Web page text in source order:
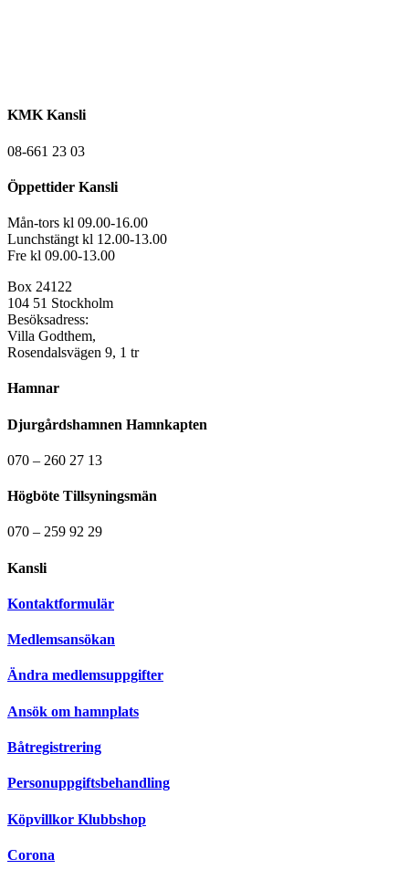
KMK Kansli
08-661 23 03
Öppettider Kansli
Mån-tors kl 09.00-16.00
Lunchstängt kl 12.00-13.00
Fre kl 09.00-13.00
Box 24122
104 51 Stockholm
Besöksadress:
Villa Godthem,
Rosendalsvägen 9, 1 tr
Hamnar
Djurgårdshamnen Hamnkapten
070 – 260 27 13
Högböte Tillsyningsmän
070 – 259 92 29
Kansli
Kontaktformulär
Medlemsansökan
Ändra medlemsuppgifter
Ansök om hamnplats
Båtregistrering
Personuppgiftsbehandling
Köpvillkor Klubbshop
Corona